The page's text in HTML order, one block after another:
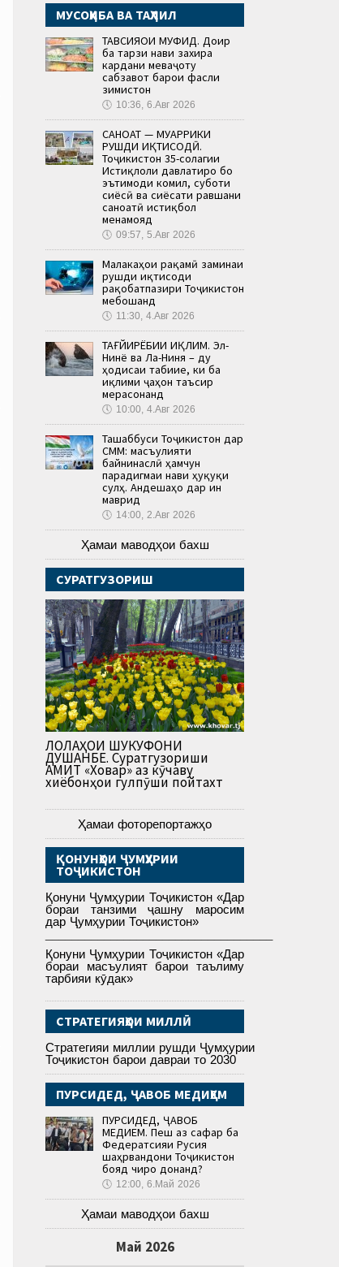
МУСОҲИБА ВА ТАҲЛИЛ
ТАВСИЯҲОИ МУФИД. Доир
ба тарзи нави захира
кардани меваҷоту
сабзавот барои фасли
зимистон
🕔 10:36, 6.Авг 2026
САНОАТ — МУҲАРРИКИ
РУШДИ ИҚТИСОДӢ.
Тоҷикистон 35-солагии
Истиқлоли давлатиро бо
эътимоди комил, суботи
сиёсӣ ва сиёсати равшани
саноатӣ истиқбол
менамояд
🕔 09:57, 5.Авг 2026
Малакаҳои рақамӣ заминаи
рушди иқтисоди
рақобатпазири Тоҷикистон
мебошанд
🕔 11:30, 4.Авг 2026
ТАҒЙИРЁБИИ ИҚЛИМ. Эл-
Нинё ва Ла-Ниня – ду
ҳодисаи табиие, ки ба
иқлими ҷаҳон таъсир
мерасонанд
🕔 10:00, 4.Авг 2026
Ташаббуси Тоҷикистон дар
СММ: масъулияти
байнинаслӣ ҳамчун
парадигмаи нави ҳуқуқи
сулҳ. Андешаҳо дар ин
маврид
🕔 14:00, 2.Авг 2026
Ҳамаи маводҳои бахш
СУРАТГУЗОРИШ
ЛОЛАҲОИ ШУКУФОНИ
ДУШАНБЕ. Суратгузориши
АМИТ «Ховар» аз кӯчаву
хиёбонҳои гулпӯши пойтахт
Ҳамаи фоторепортажҳо
ҚОНУНҲОИ ҶУМҲУРИИ
ТОҶИКИСТОН
Қонуни Ҷумҳурии Тоҷикистон «Дар
бораи танзими ҷашну маросим
дар Ҷумҳурии Тоҷикистон»
Қонуни Ҷумҳурии Тоҷикистон «Дар
бораи масъулият барои таълиму
тарбияи кӯдак»
СТРАТЕГИЯҲОИ МИЛЛӢ
Стратегияи миллии рушди Ҷумҳурии
Тоҷикистон барои давраи то 2030
ПУРСИДЕД, ҶАВОБ МЕДИҲЕМ
ПУРСИДЕД, ҶАВОБ
МЕДИҲЕМ. Пеш аз сафар ба
Федератсияи Русия
шаҳрвандони Тоҷикистон
бояд чиро донанд?
🕔 12:00, 6.Май 2026
Ҳамаи маводҳои бахш
Май 2026